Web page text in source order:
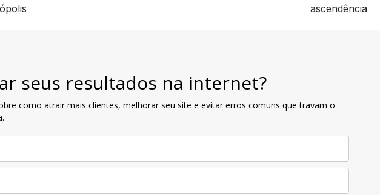
ascendência
seus resultados na internet?
como atrair mais clientes, melhorar seu site e evitar erros comuns que travam o